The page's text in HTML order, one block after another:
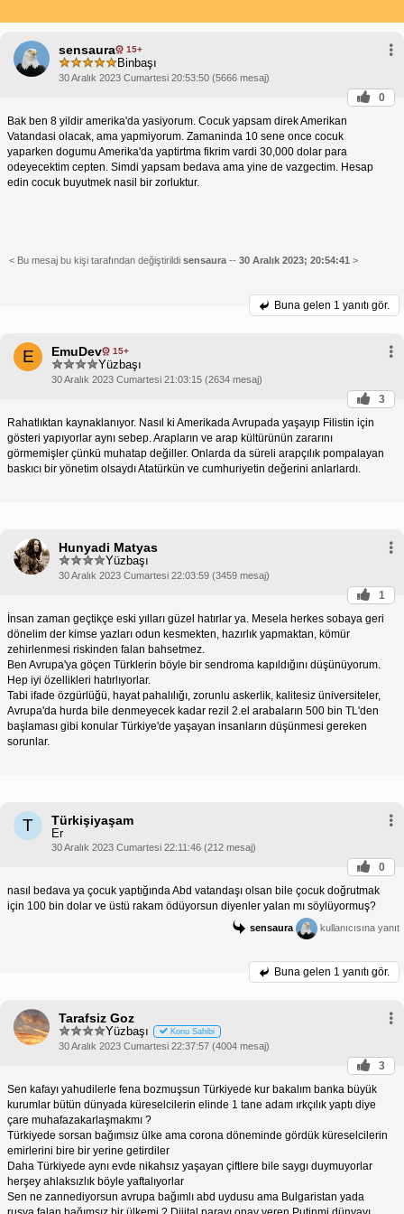
sensaura 15+
Binbaşı
30 Aralık 2023 Cumartesi 20:53:50 (5666 mesaj)
0
Bak ben 8 yildir amerika'da yasiyorum. Cocuk yapsam direk Amerikan
Vatandasi olacak, ama yapmiyorum. Zamaninda 10 sene once cocuk
yaparken dogumu Amerika'da yaptirtma fikrim vardi 30,000 dolar para
odeyecektim cepten. Simdi yapsam bedava ama yine de vazgectim. Hesap
edin cocuk buyutmek nasil bir zorluktur.
< Bu mesaj bu kişi tarafından değiştirildi sensaura -- 30 Aralık 2023; 20:54:41 >
Buna gelen 1 yanıtı gör.
E EmuDev 15+
Yüzbaşı
30 Aralık 2023 Cumartesi 21:03:15 (2634 mesaj)
3
Rahatlıktan kaynaklanıyor. Nasıl ki Amerikada Avrupada yaşayıp Filistin için
gösteri yapıyorlar aynı sebep. Arapların ve arap kültürünün zararını
görmemişler çünkü muhatap değiller. Onlarda da süreli arapçılık pompalayan
baskıcı bir yönetim olsaydı Atatürkün ve cumhuriyetin değerini anlarlardı.
Hunyadi Matyas
Yüzbaşı
30 Aralık 2023 Cumartesi 22:03:59 (3459 mesaj)
1
İnsan zaman geçtikçe eski yılları güzel hatırlar ya. Mesela herkes sobaya geri
dönelim der kimse yazları odun kesmekten, hazırlık yapmaktan, kömür
zehirlenmesi riskinden falan bahsetmez.
Ben Avrupa'ya göçen Türklerin böyle bir sendroma kapıldığını düşünüyorum.
Hep iyi özellikleri hatırlıyorlar.
Tabi ifade özgürlüğü, hayat pahalılığı, zorunlu askerlik, kalitesiz üniversiteler,
Avrupa'da hurda bile denmeyecek kadar rezil 2.el arabaların 500 bin TL'den
başlaması gibi konular Türkiye'de yaşayan insanların düşünmesi gereken
sorunlar.
T Türkişiyaşam
Er
30 Aralık 2023 Cumartesi 22:11:46 (212 mesaj)
0
nasıl bedava ya çocuk yaptığında Abd vatandaşı olsan bile çocuk doğrutmak
için 100 bin dolar ve üstü rakam ödüyorsun diyenler yalan mı söylüyormuş?
sensaura kullanıcısına yanıt
Buna gelen 1 yanıtı gör.
Tarafsiz Goz
Yüzbaşı Konu Sahibi
30 Aralık 2023 Cumartesi 22:37:57 (4004 mesaj)
3
Sen kafayı yahudilerle fena bozmuşsun Türkiyede kur bakalım banka büyük
kurumlar bütün dünyada küreselcilerin elinde 1 tane adam ırkçılık yaptı diye
çare muhafazakarlaşmakmı ?
Türkiyede sorsan bağımsız ülke ama corona döneminde gördük küreselcilerin
emirlerini bire bir yerine getirdiler
Daha Türkiyede aynı evde nikahsız yaşayan çiftlere bile saygı duymuyorlar
herşey ahlaksızlık böyle yaftalıyorlar
Sen ne zannediyorsun avrupa bağımlı abd uydusu ama Bulgaristan yada